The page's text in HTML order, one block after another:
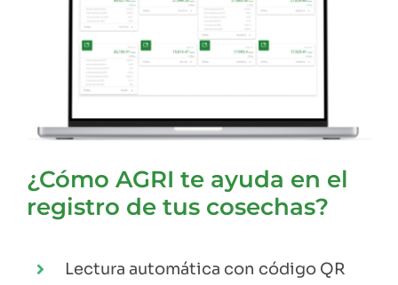
¿Cómo AGRI te ayuda en el
registro de tus cosechas?
Lectura automática con código QR